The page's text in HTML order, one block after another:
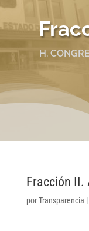
H.
Fracción II.
porTransparencia |